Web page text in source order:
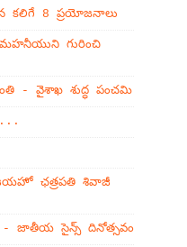
కలిగే 8 ప్రయోజనాలు
గురించి
- వైశాఖ శుద్ధ పంచమి
ఛత్రపతి శివాజీ
- జాతీయ సైన్స్ దినోత్సవం